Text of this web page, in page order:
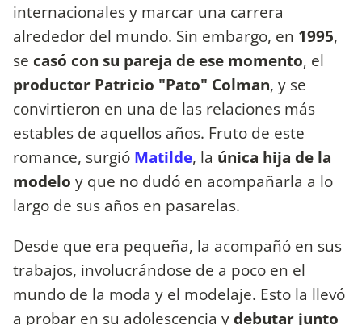
internacionales y marcar una carrera
alrededor del mundo. Sin embargo, en 1995,
se casó con su pareja de ese momento, el
productor Patricio "Pato" Colman, y se
convirtieron en una de las relaciones más
estables de aquellos años. Fruto de este
romance, surgió Matilde, la única hija de la
modelo y que no dudó en acompañarla a lo
largo de sus años en pasarelas.
Desde que era pequeña, la acompañó en sus
trabajos, involucrándose de a poco en el
mundo de la moda y el modelaje. Esto la llevó
a probar en su adolescencia ydebutar junto